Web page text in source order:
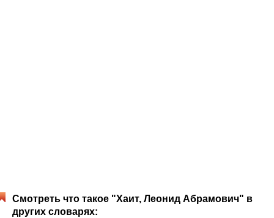
Смотреть что такое "Хаит, Леонид Абрамович" в
других словарях: